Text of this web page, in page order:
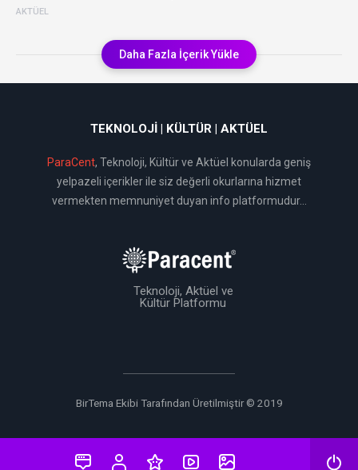
AKTÜEL
Daha Fazla İçerik Yükle
TEKNOLOJI | KÜLTÜR | AKTÜEL
ParaCent, Teknoloji, Kültür ve Aktüel konularda geniş
yelpazeli içerikler ile siz değerli okurlarına hizmet
vermekten memnuniyet duyan info platformudur...
Teknoloji, Aktüel ve
Kültür Platformu
BirTema Ekibi Tarafından Üretilmiştir © 2019